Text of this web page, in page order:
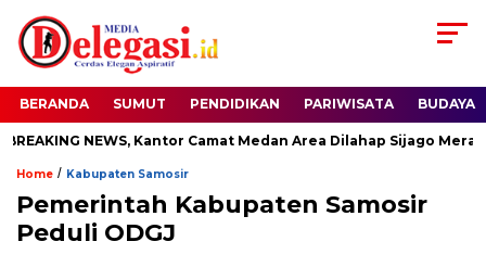
BERANDA SUMUT PENDIDIKAN PARIWISATA BUDAYA
NEWS, Kantor Camat Medan Area Dilahap Sijago Merah
Home / Kabupaten Samosir
Pemerintah Kabupaten Samosir
Peduli ODGJ